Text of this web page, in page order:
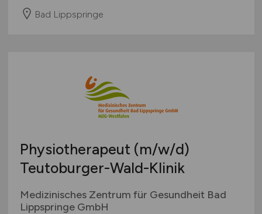
Bad Lippspringe
Physiotherapeut (m/w/d)
Teutoburger-Wald-Klinik
Medizinisches Zentrum für Gesundheit Bad
Lippspringe GmbH